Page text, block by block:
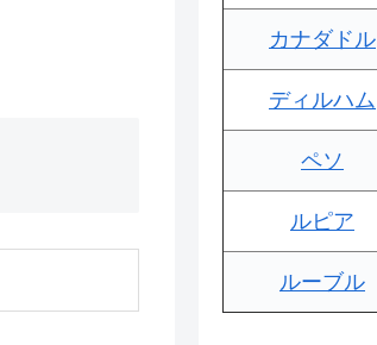
カナダドル
ディルハム
ペソ
ルピア
ルーブル